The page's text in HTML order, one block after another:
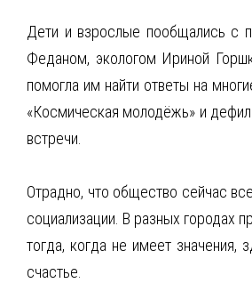
Дети и взрослые пообщались с
Феданом, экологом Ириной
помогла им найти ответы на
«Космическая молодёжь» и
встречи.
Отрадно, что общество сейчас
социализации. В разных городах
тогда, когда не имеет
счастье.